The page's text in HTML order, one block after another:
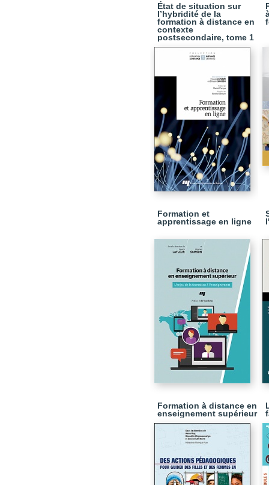
État de situation sur
l’hybridité de la
formation à distance en
contexte
postsecondaire, tome 1
Formation et
apprentissage en ligne
Formation à distance en
enseignement supérieur